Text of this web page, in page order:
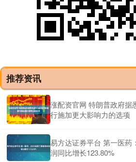
推荐资讯
涨配资官网 特朗普政府据
行施加更大影响力的选项
易方达证券平台 第一医药
润同比增长123.80%